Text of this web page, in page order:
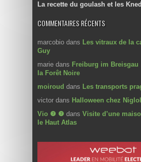
La recette du goulash et les
COMMENTAIRES RÉCENTS
marcobio dans Les vitraux de la
Guy
marie dans Freiburg im
la Forêt Noire
moiroud dans Les transports
victor dans Halloween chez
Vio ❼ ❼ dans Visite d’une
le Haut Atlas